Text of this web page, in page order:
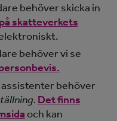
behöver skicka in
skatteverkets
behöver vi se
assistenter behöver
Det finns
och kan